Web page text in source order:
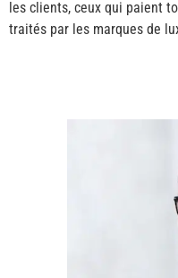
les clients, ceux qui paient
traités par les marques de